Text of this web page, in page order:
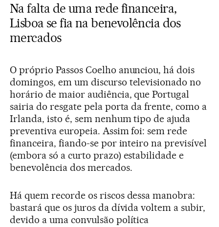
Na falta de uma rede financeira,
Lisboa se fia na benevolência dos
mercados
O próprio Passos Coelho anunciou, há dois
domingos, em um discurso televisionado no
horário de maior audiência, que Portugal
sairia do resgate pela porta da frente, como a
Irlanda, isto é, sem nenhum tipo de ajuda
preventiva europeia. Assim foi: sem rede
financeira, fiando-se por inteiro na previsível
(embora só a curto prazo) estabilidade e
benevolência dos mercados.
Há quem recorde os riscos dessa manobra:
bastará que os juros da dívida voltem a subir,
devido a uma convulsão política